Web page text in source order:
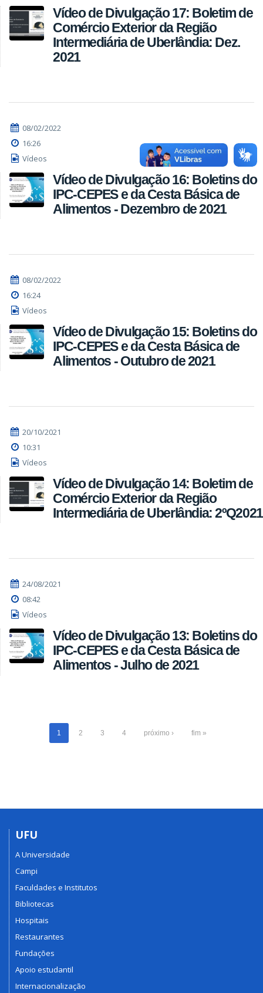
Vídeo de Divulgação 17: Boletim de
Comércio Exterior da Região
Intermediária de Uberlândia: Dez.
2021
08/02/2022
16:26
Vídeos
Vídeo de Divulgação 16: Boletins do
IPC-CEPES e da Cesta Básica de
Alimentos - Dezembro de 2021
08/02/2022
16:24
Vídeos
Vídeo de Divulgação 15: Boletins do
IPC-CEPES e da Cesta Básica de
Alimentos - Outubro de 2021
20/10/2021
10:31
Vídeos
Vídeo de Divulgação 14: Boletim de
Comércio Exterior da Região
Intermediária de Uberlândia: 2ºQ2021
24/08/2021
08:42
Vídeos
Vídeo de Divulgação 13: Boletins do
IPC-CEPES e da Cesta Básica de
Alimentos - Julho de 2021
1 2 3 4 próximo › fim »
UFU
A Universidade
Campi
Faculdades e Institutos
Bibliotecas
Hospitais
Restaurantes
Fundações
Apoio estudantil
Internacionalização